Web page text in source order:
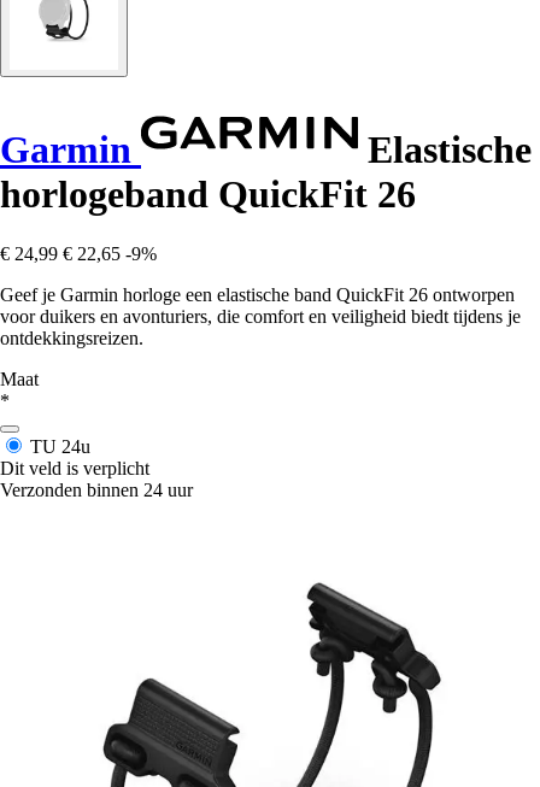
Garmin
Elastische
horlogeband QuickFit 26
€ 24,99 € 22,65 -9%
Geef je Garmin horloge een elastische band QuickFit 26 ontworpen
voor duikers en avonturiers, die comfort en veiligheid biedt tijdens je
ontdekkingsreizen.
Maat
*
TU 24u
Dit veld is verplicht
Verzonden binnen 24 uur